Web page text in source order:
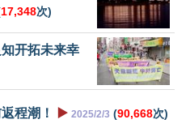
17,348次)
开拓未来幸
程潮！ ▶️ 2025/2/3 (90,668次)